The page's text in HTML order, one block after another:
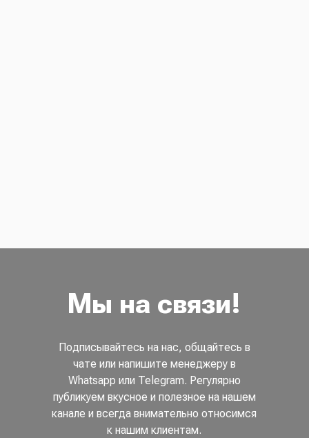
Мы на связи!
Подписывайтесь на нас, общайтесь в
чате или напишите менеджеру в
Whatsapp или Telegram. Регулярно
публикуем вкусное и полезное на нашем
канале и всегда внимательно относимся
к нашим клиентам.